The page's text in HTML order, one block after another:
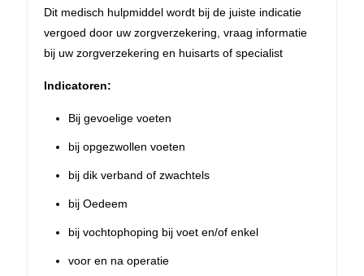
Dit medisch hulpmiddel wordt bij de juiste indicatie
vergoed door uw zorgverzekering, vraag informatie
bij uw zorgverzekering en huisarts of specialist
Indicatoren:
Bij gevoelige voeten
bij opgezwollen voeten
bij dik verband of zwachtels
bij Oedeem
bij vochtophoping bij voet en/of enkel
voor en na operatie